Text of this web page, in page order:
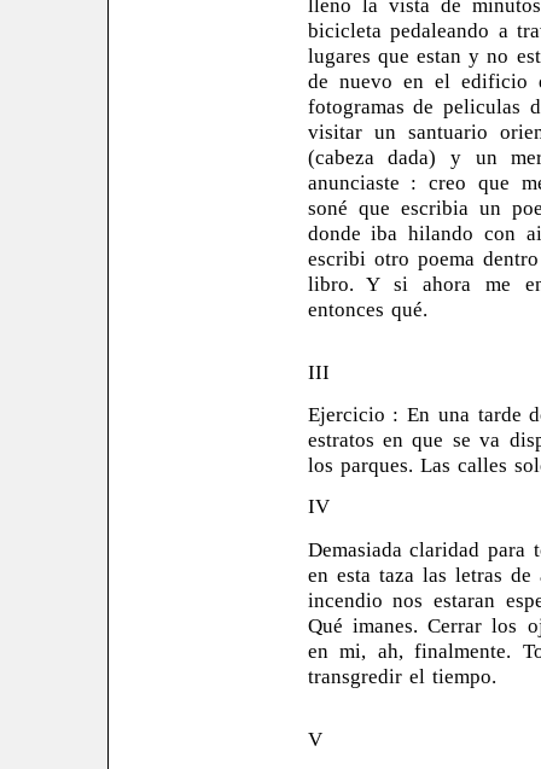
lleno la vista de
bicicleta pedaleando a
lugares que estan y no
de nuevo en el edificio
fotogramas de peliculas
visitar un santuario
(cabeza dada) y un
anunciaste : creo que
soné que escribia un
donde iba hilando con
escribi otro poema
libro. Y si ahora me
entonces qué.
III
Ejercicio : En una tarde
estratos en que se va
los parques. Las calles
IV
Demasiada claridad para
en esta taza las letras
incendio nos estaran
Qué imanes. Cerrar los
en mi, ah, finalmente.
transgredir el tiempo.
V